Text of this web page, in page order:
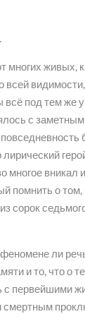
живых,
всей
под тем же
с заметным
вникал
помнить о
сорок
ли
и то, что о
с первейшими